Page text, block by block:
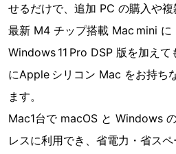
せるだけで、追加 PC の購入や複
最新 M4 チップ搭載 Mac mini
Windows 11 Pro DSP 版を加え
にApple シリコン Mac をお持ち
ます。
Mac1台で macOS と Windows
レスに利用でき、省電力・省ス